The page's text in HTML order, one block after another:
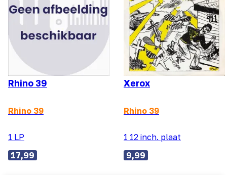
Rhino 39
Rhino 39
1 LP
17,99
Xerox
Rhino 39
1 12 inch. plaat
9,99